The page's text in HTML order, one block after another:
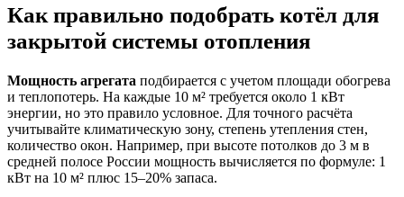
Как правильно подобрать котёл для
закрытой системы отопления
Мощность агрегата подбирается с учетом площади обогрева
и теплопотерь. На каждые 10 м² требуется около 1 кВт
энергии, но это правило условное. Для точного расчёта
учитывайте климатическую зону, степень утепления стен,
количество окон. Например, при высоте потолков до 3 м в
средней полосе России мощность вычисляется по формуле: 1
кВт на 10 м² плюс 15–20% запаса.